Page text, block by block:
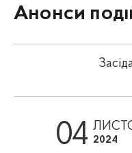
Анонси
04 2024